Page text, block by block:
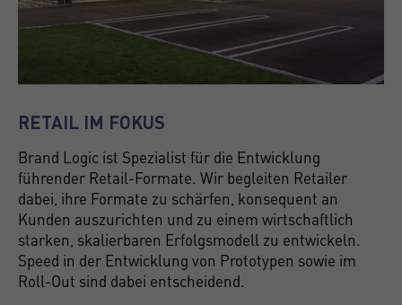
RETAIL IM FOKUS
Brand Logic ist Spezialist für die Entwicklung
führender Retail-Formate. Wir begleiten Retailer
dabei, ihre Formate zu schärfen, konsequent an
Kunden auszurichten und zu einem wirtschaftlich
starken, skalierbaren Erfolgsmodell zu entwickeln.
Speed in der Entwicklung von Prototypen sowie im
Roll-Out sind dabei entscheidend.